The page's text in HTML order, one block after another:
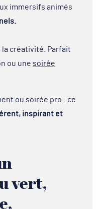
immersifs animés
la créativité. Parfait
ou une soirée
ou soirée pro : ce
inspirant et
vert,